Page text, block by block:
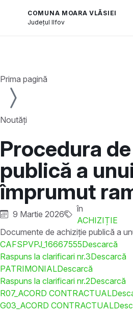
COMUNA MOARA VLĂSIEI
Județul Ilfov
Prima pagină
Noutăți
Procedura
publică a
împrumut
9 Martie 2026
în
ACHIZIȚIE
Documente de achiziție publică a
CAFSPVPJ_16667555Descarcă
Raspuns la clarificari nr.3Descarcă
PATRIMONIALDescarcă
Raspuns la clarificari nr.2Descarcă
R07_ACORD CONTRACTUAL
G03_ACORD CONTRACTUAL